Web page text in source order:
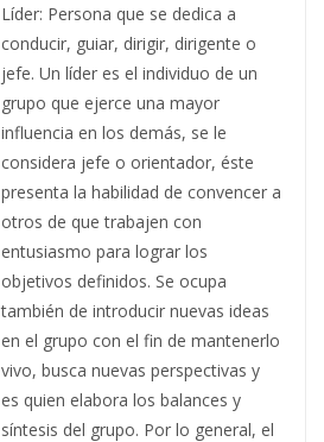
Líder: Persona que se dedica a
conducir, guiar, dirigir, dirigente o
jefe. Un líder es el individuo de un
grupo que ejerce una mayor
influencia en los demás, se le
considera jefe o orientador, éste
presenta la habilidad de convencer a
otros de que trabajen con
entusiasmo para lograr los
objetivos definidos. Se ocupa
también de introducir nuevas ideas
en el grupo con el fin de mantenerlo
vivo, busca nuevas perspectivas y
es quien elabora los balances y
síntesis del grupo. Por lo general, el